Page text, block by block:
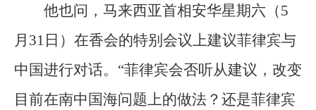
他也问，马来西亚首相安华星期六（5
月31日）在香会的特别会议上建议菲律宾与
中国进行对话。“菲律宾会否听从建议，改变
目前在南中国海问题上的做法？还是菲律宾